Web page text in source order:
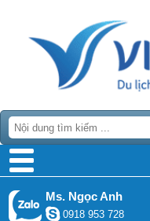
Ms. Ngọc Anh
0918 953 728